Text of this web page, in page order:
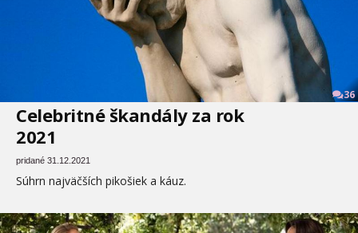
36
Celebritné škandály za rok
2021
pridané 31.12.2021
Súhrn najväčších pikošiek a káuz.